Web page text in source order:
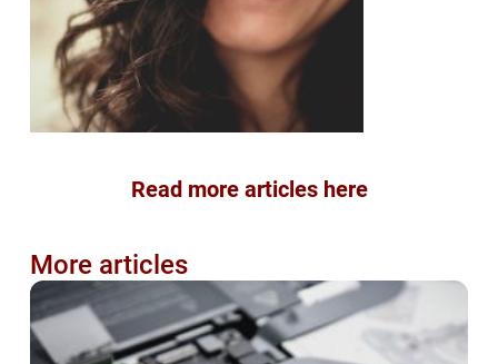
Read more articles here
More articles